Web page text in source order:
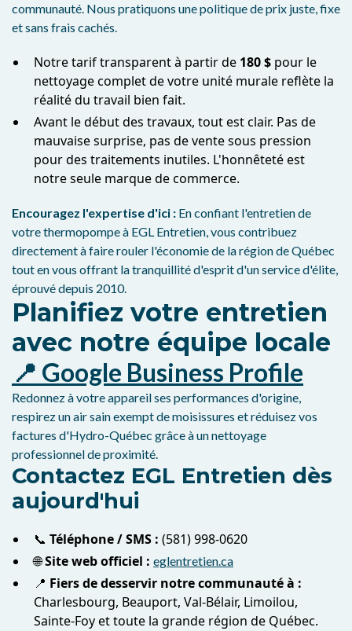
communauté. Nous pratiquons une politique de prix juste, fixe
et sans frais cachés.
Notre tarif transparent à partir de 180 $ pour le
nettoyage complet de votre unité murale reflète la
réalité du travail bien fait.
Avant le début des travaux, tout est clair. Pas de
mauvaise surprise, pas de vente sous pression
pour des traitements inutiles. L'honnêteté est
notre seule marque de commerce.
Encouragez l'expertise d'ici : En confiant l'entretien de
votre thermopompe à EGL Entretien, vous contribuez
directement à faire rouler l'économie de la région de Québec
tout en vous offrant la tranquillité d'esprit d'un service d'élite,
éprouvé depuis 2010.
Planifiez votre entretien
avec notre équipe locale
📍 Google Business Profile
Redonnez à votre appareil ses performances d'origine,
respirez un air sain exempt de moisissures et réduisez vos
factures d'Hydro-Québec grâce à un nettoyage
professionnel de proximité.
Contactez EGL Entretien dès
aujourd'hui
📞 Téléphone / SMS : (581) 998-0620
🌐Site web officiel : eglentretien.ca
📍 Fiers de desservir notre communauté à :
Charlesbourg, Beauport, Val-Bélair, Limoilou,
Sainte-Foy et toute la grande région de Québec.